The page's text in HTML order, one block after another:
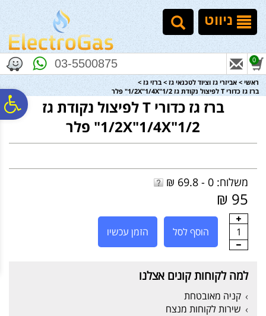
נגישות
אתר
המרכזי
ניווט
03-5500875 0
ראשי > אביזרי גז וציוד לטכנאי גז > ברזי גז >
ברז גז כדורי T לפיצול נקודת גז 1/2X"1/4X"1/2" פלר
ברז גז כדורי T לפיצול נקודת גז
1/2X"1/4X"1/2" פלר
משלוח: 0 - 69.8 ₪
95 ₪
1 הוסף לסל הזמן עכשיו
למה לקוחות קונים אצלנו
קניה מאובטחת
שירות לקוחות מנצח